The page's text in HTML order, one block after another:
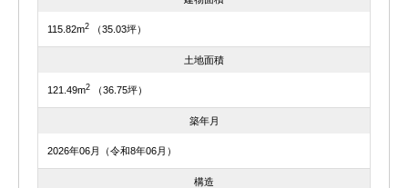
115.82m2 （35.03坪）
土地面積
121.49m2 （36.75坪）
築年月
2026年06月（令和8年06月）
構造